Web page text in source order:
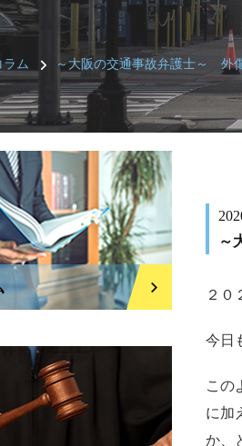
ラム ～大阪の交通事故弁護士～ 外
～
２０
今日
この
に加
か、